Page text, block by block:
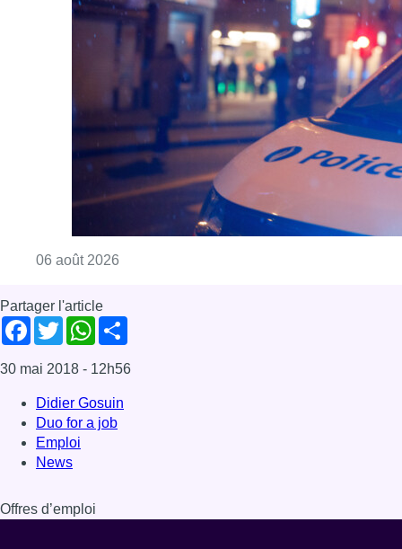
06 août 2026
Partager l'article
Facebook
TwitterWhatsApp
30 mai 2018 - 12h56
Didier Gosuin
Duo for a job
Emploi
News
Offres d’emploi